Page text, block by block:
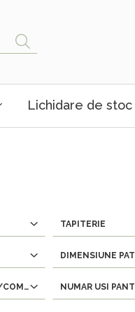
Lichidare de stoc
TAPITERIE
DIMENSIUNE PAT
CULOARE PANTOFAR/COMODA